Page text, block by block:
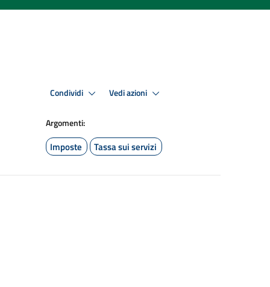
Condividi Vedi azioni
Argomenti:
Imposte Tassa sui servizi